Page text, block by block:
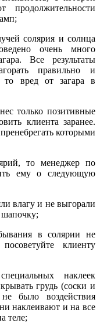
продолжительности
солярия и солнца
очень много
Все результаты
правильно и
то вред от загара в
только позитивные
клиента заранее.
которыми
то менеджер по
ему о следующую
влагу и не выгорали
шапочку;
в солярии не
клиенту
наклеек
грудь (соски и
было воздействия
наклеивают и на все
теле;